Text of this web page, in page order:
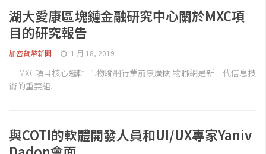
湖大愛康區塊鏈金融研究中心關於MXC項
目的研究報告
加密貨幣新聞 1 月 18, 2019
一.MXC項目核心邏輯 1.物聯網行業前景廣闊 物聯網是新一代信息技
術的重要組...
與COTI的軟體開發人員和UI/UX專家Yaniv